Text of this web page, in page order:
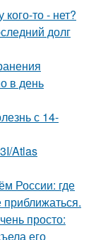
кого-то - нет?
долг
в день
с 14-
Atlas
России: где
просто:
его